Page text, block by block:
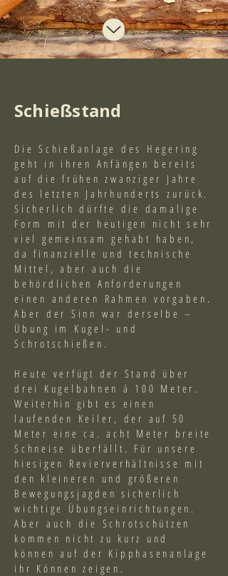
Schießstand
Die Schießanlage des Hegering
geht in ihren Anfängen bereits
auf die frühen zwanziger Jahre
des letzten Jahrhunderts zurück.
Sicherlich dürfte die damalige
Form mit der heutigen nicht sehr
viel gemeinsam gehabt haben,
da finanzielle und technische
Mittel, aber auch die
behördlichen Anforderungen
einen anderen Rahmen vorgaben.
Aber der Sinn war derselbe –
Übung im Kugel- und
Schrotschießen.
Heute verfügt der Stand über
drei Kugelbahnen á 100 Meter.
Weiterhin gibt es einen
laufenden Keiler, der auf 50
Meter eine ca. acht Meter breite
Schneise überfällt. Für unsere
hiesigen Revierverhältnisse mit
den kleineren und größeren
Bewegungsjagden sicherlich
wichtige Übungseinrichtungen.
Aber auch die Schrotschützen
kommen nicht zu kurz und
können auf der Kipphasenanlage
ihr Können zeigen.